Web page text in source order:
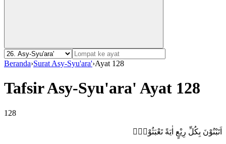
Beranda›Surat Asy-Syu'ara'›Ayat 128
Tafsir Asy-Syu'ara' Ayat 128
128
اَتَبْنُوْنَ بِكُلِّ رِيْعٍ اٰيَةً تَعْبَثُوْنَۙ